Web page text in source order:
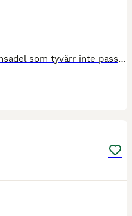
Säljer min West Wood Westernsadel som tyvärr inte passar någon av mina hästar. Är en jätteskön sadel som kommer med original stigbyglar och metallstigbyglar. Gjord till sadeln kan fås med. 16” Sväng